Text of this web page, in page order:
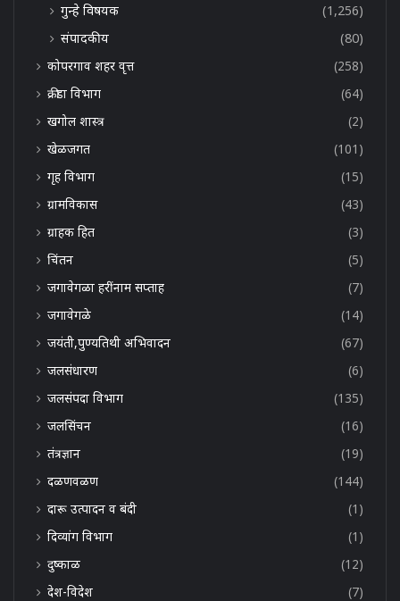
गुन्हे विषयक
(1,256)
संपादकीय
(80)
कोपरगाव शहर वृत्त
(258)
क्रीडा विभाग
(64)
खगोल शास्त्र
(2)
खेळजगत
(101)
गृह विभाग
(15)
ग्रामविकास
(43)
ग्राहक हित
(3)
चिंतन
(5)
जगावेगळा हरींनाम सप्ताह
(7)
जगावेगळे
(14)
जयंती,पुण्यतिथी अभिवादन
(67)
जलसंधारण
(6)
जलसंपदा विभाग
(135)
जलसिंचन
(16)
तंत्रज्ञान
(19)
दळणवळण
(144)
दारू उत्पादन व बंदी
(1)
दिव्यांग विभाग
(1)
दुष्काळ
(12)
देश-विदेश
(7)